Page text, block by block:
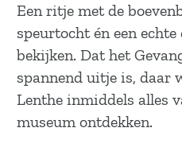
Een ritje met de
speurtocht én een
bekijken. Dat het
spannend uitje is, daar
Lenthe inmiddels alles
museum ontdekken.